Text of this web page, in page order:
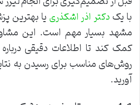
با یکدکتر اذر اشکذرییا بهترین
مشهد بسیار مهم است. این
کمک کند تا اطلاعات دقیقی
روش‌های مناسب برای رسیدن به
آورید.